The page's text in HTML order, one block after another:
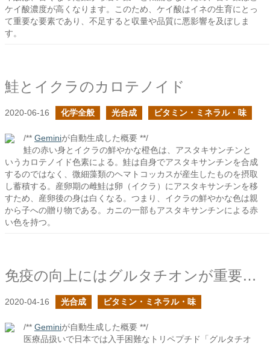
ケイ酸濃度が高くなります。このため、ケイ酸はイネの生育にとっ
て重要な要素であり、不足すると収量や品質に悪影響を及ぼしま
す。
鮭とイクラのカロテノイド
2020-06-16 化学全般 光合成 ビタミン・ミネラル・味
/** Geminiが自動生成した概要 **/
鮭の赤い身とイクラの鮮やかな橙色は、アスタキサンチンと
いうカロテノイド色素による。鮭は自身でアスタキサンチンを合成
するのではなく、微細藻類のヘマトコッカスが産生したものを摂取
し蓄積する。産卵期の雌鮭は卵（イクラ）にアスタキサンチンを移
すため、産卵後の身は白くなる。つまり、イクラの鮮やかな色は親
から子への贈り物である。カニの一部もアスタキサンチンによる赤
い色を持つ。
免疫の向上にはグルタチオンが重要な役割を担っているはず
2020-04-16 光合成 ビタミン・ミネラル・味
/** Geminiが自動生成した概要 **/
医療品扱いで日本では入手困難なトリペプチド「グルタチオ